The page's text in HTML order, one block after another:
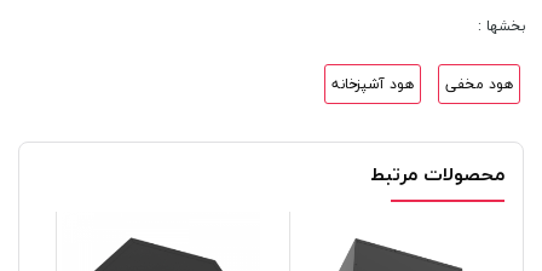
بخشها :
هود مخفی هود آشپزخانه
محصولات مرتبط